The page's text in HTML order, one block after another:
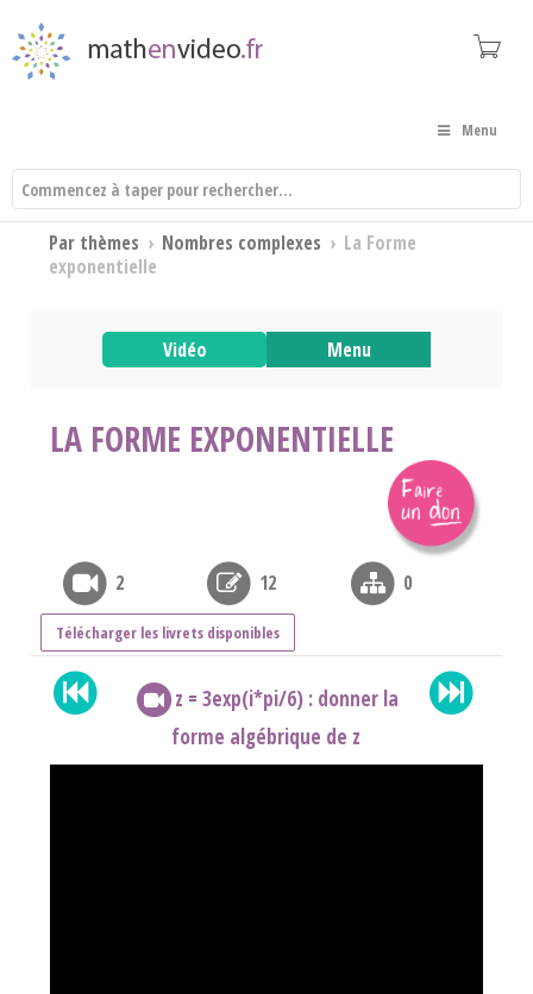
Menu
Par thèmes › Nombres complexes › La Forme
exponentielle
Vidéo Menu
LA FORME EXPONENTIELLE
2 12 0
Télécharger les livrets disponibles
z = 3exp(i*pi/6) : donner la
forme algébrique de z